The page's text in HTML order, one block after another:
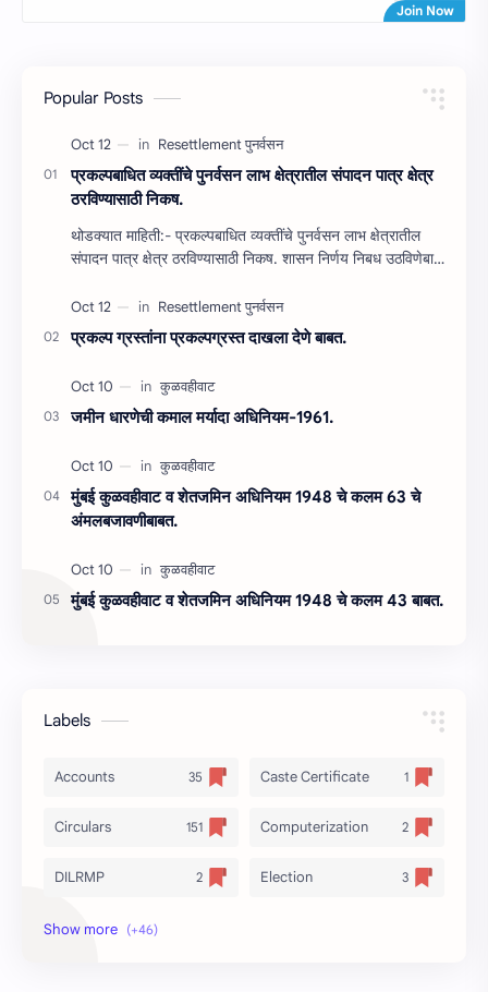
Popular Posts
प्रकल्‍पबाधित व्‍यक्‍तींचे पुनर्वसन लाभ क्षेत्रातील संपादन पात्र क्षेत्र
ठरविण्‍यासाठी निकष.
थोडक्यात माहिती:- प्रकल्‍पबाधित व्‍यक्‍तींचे पुनर्वसन लाभ क्षेत्रातील
संपादन पात्र क्षेत्र ठरविण्‍यासाठी निकष. शासन निर्णय निबध उठविणेबा…
प्रकल्‍प ग्रस्‍तांना प्रकल्‍पग्रस्‍त दाखला देणे बाबत.
जमीन धारणेची कमाल मर्यादा अधिनियम-1961.
मुंबई कुळवहीवाट व शेतजमिन अधिनियम 1948 चे कलम 63 चे
अंमलबजावणीबाबत.
मुंबई कुळवहीवाट व शेतजमिन अधिनियम 1948 चे कलम 43 बाबत.
Labels
Accounts Caste Certificate
Circulars Computerization
DILRMP Election
Freedom Fighter